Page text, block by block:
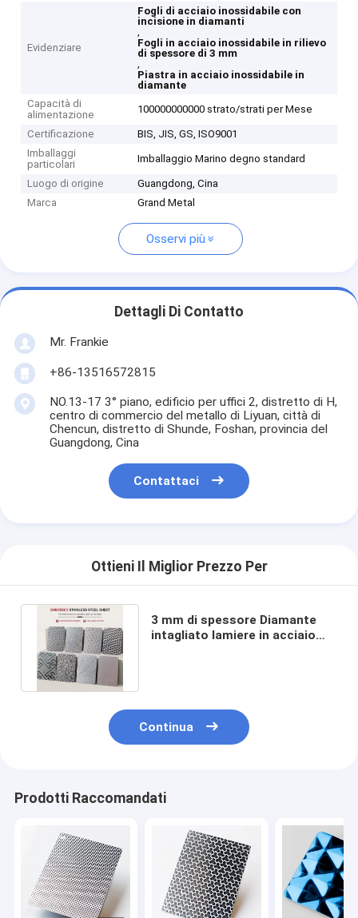
Evidenziare
Fogli di acciaio inossidabile con
incisione in diamanti
,
Fogli in acciaio inossidabile in rilievo
di spessore di 3 mm
,
Piastra in acciaio inossidabile in
diamante
Capacità di
alimentazione
100000000000 strato/strati per Mese
Certificazione
BIS, JIS, GS, ISO9001
Imballaggi
particolari
Imballaggio Marino degno standard
Luogo di origine
Guangdong, Cina
Marca
Grand Metal
Osservi più
Dettagli Di Contatto
Mr. Frankie
+86-13516572815
NO.13-17 3° piano, edificio per uffici 2, distretto di H,
centro di commercio del metallo di Liyuan, città di
Chencun, distretto di Shunde, Foshan, provincia del
Guangdong, Cina
Contattaci
Ottieni Il Miglior Prezzo Per
3 mm di spessore Diamante
intagliato lamiere in acciaio
Continua
Prodotti Raccomandati